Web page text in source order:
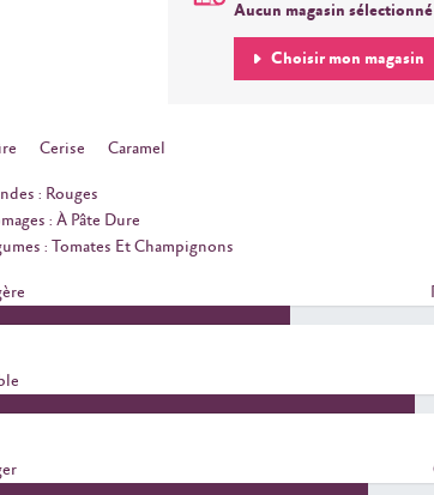
Aucun magasin sélectionné
Choisir mon magasin
Cerise Caramel
: Rouges
: À Pâte Dure
: Tomates Et Champignons